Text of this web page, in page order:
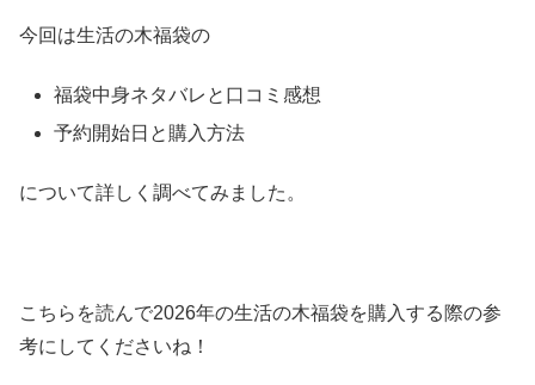
今回は生活の木福袋の
福袋中身ネタバレと口コミ感想
予約開始日と購入方法
について詳しく調べてみました。
こちらを読んで2026年の生活の木福袋を購入する際の参
考にしてくださいね！